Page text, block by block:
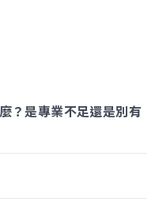
？是專業不足還是別有